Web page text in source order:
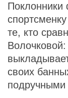
Поклонники
те, кто
своих